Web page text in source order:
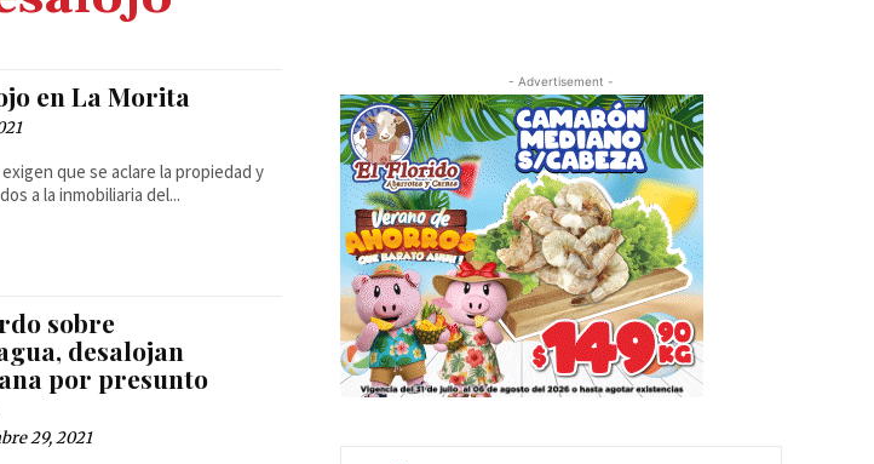
en La Morita
que se aclare la propiedad y
a la inmobiliaria del...
sobre
desalojan
por presunto
29, 2021
- Advertisement -